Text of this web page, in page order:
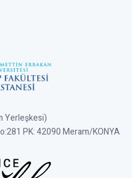
Yerleşkesi)
PK: 42090 Meram/KONYA